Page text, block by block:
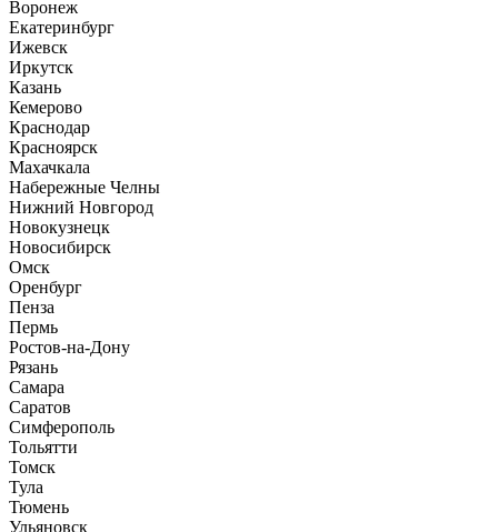
Воронеж
Екатеринбург
Ижевск
Иркутск
Казань
Кемерово
Краснодар
Красноярск
Махачкала
Набережные Челны
Нижний Новгород
Новокузнецк
Новосибирск
Омск
Оренбург
Пенза
Пермь
Ростов-на-Дону
Рязань
Самара
Саратов
Симферополь
Тольятти
Томск
Тула
Тюмень
Ульяновск